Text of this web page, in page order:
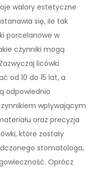
walory estetyczne
się, ile tak
porcelanowe w
czynniki mogą
licówki
od 10 do 15 lat, a
odpowiednio
wpływającym
oraz precyzja
które zostały
stomatologa,
Oprócz